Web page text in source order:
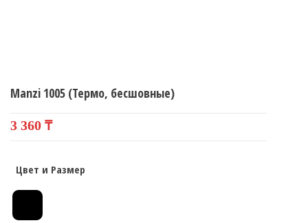
Manzi 1005 (Термо, бесшовные)
3 360 ₸
Цвет и Размер